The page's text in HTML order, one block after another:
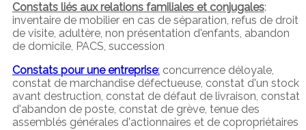
Constats liés aux relations familiales et conjugales:
inventaire de mobilier en cas de séparation, refus de droit
de visite, adultère, non présentation d'enfants, abandon
de domicile, PACS, succession
Constats pour une entreprise: concurrence déloyale,
constat de marchandise défectueuse, constat d'un stock
avant destruction, constat de défaut de livraison, constat
d'abandon de poste, constat de grève, tenue des
assemblés générales d'actionnaires et de copropriétaires